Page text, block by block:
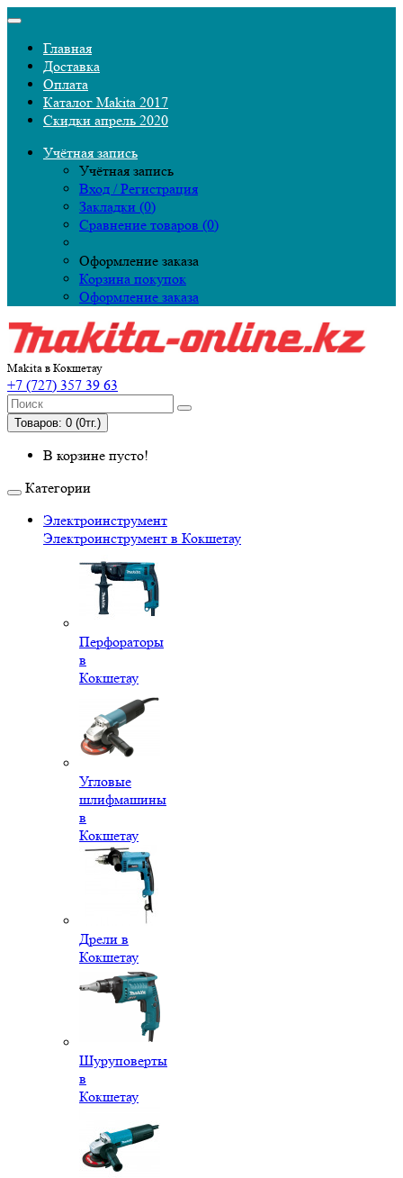
Главная
Доставка
Оплата
Каталог Makita 2017
Скидки апрель 2020
Учётная запись
Учётная запись
Вход / Регистрация
Закладки (0)
Сравнение товаров (0)
Оформление заказа
Корзина покупок
Оформление заказа
Makita в Кокшетау
+7 (727) 357 39 63
Товаров: 0 (0тг.)
В корзине пусто!
Категории
Электроинструмент
Электроинструмент в Кокшетау
Перфораторы
в
Кокшетау
Угловые
шлифмашины
в
Кокшетау
Дрели в
Кокшетау
Шуруповерты
в
Кокшетау